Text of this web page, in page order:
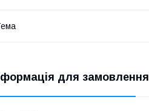
для замовлення